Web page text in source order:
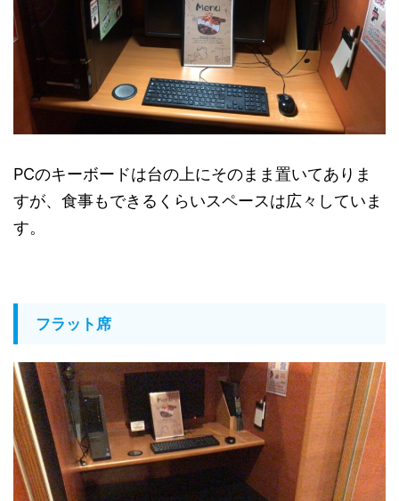
PCのキーボードは台の上にそのまま置いてありま
すが、食事もできるくらいスペースは広々していま
す。
フラット席